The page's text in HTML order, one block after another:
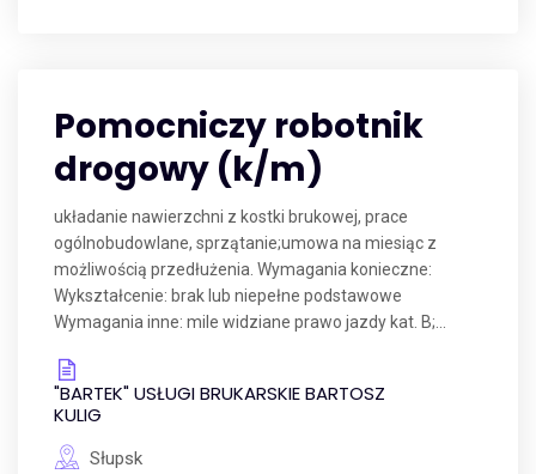
Pomocniczy robotnik
drogowy (k/m)
układanie nawierzchni z kostki brukowej, prace
ogólnobudowlane, sprzątanie;umowa na miesiąc z
możliwością przedłużenia. Wymagania konieczne:
Wykształcenie: brak lub niepełne podstawowe
Wymagania inne: mile widziane prawo jazdy kat. B;...
"BARTEK" USŁUGI BRUKARSKIE BARTOSZ
KULIG
Słupsk